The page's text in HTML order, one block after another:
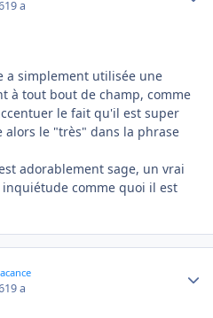
19 a
a simplement utilisée une
à tout bout de champ, comme
le fait qu'il est super
le "très" dans la phrase
adorablement sage, un vrai
comme quoi il est
19 a